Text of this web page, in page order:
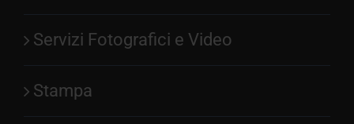
Servizi Fotografici e Video
Stampa